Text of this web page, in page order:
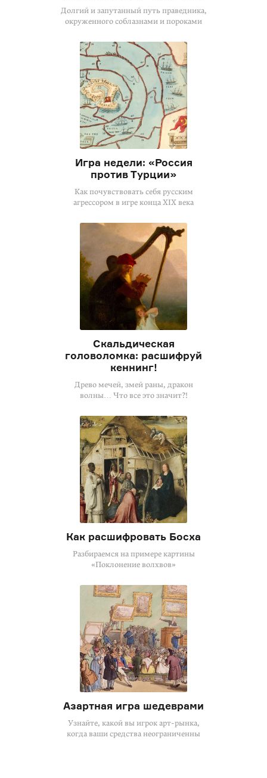
Долгий и запутанный путь праведника,
окруженного соблазнами и пороками
Игра недели: «Россия
против Турции»
Как почувствовать себя русским
агрессором в игре конца XIX века
Скальдическая
головоломка: расшифруй
кеннинг!
Древо мечей, змей раны, дракон
волны… Что все это значит?!
Как расшифровать Босха
Разбираемся на примере картины
«Поклонение волхвов»
Азартная игра шедеврами
Узнайте, какой вы игрок арт-рынка,
когда ваши средства неограниченны